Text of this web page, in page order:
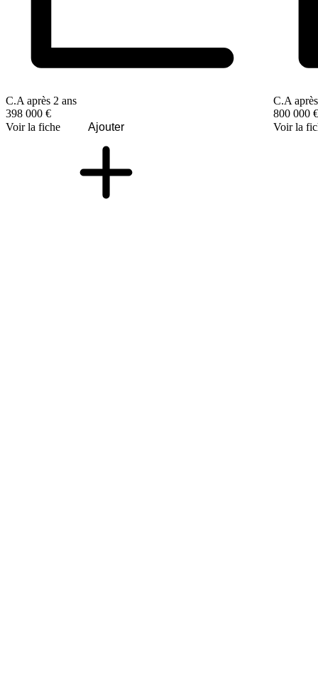
C.A après 2 ans
398 000 €
Voir la fiche
Ajouter
C.A
800 000 €
Voir la